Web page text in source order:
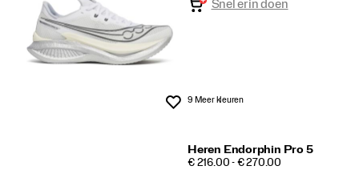
Wenslijst
Snel erin doen
9 Meer kleuren
Heren Endorphin Pro 5
PRICE
€ 216.00 - € 270.00